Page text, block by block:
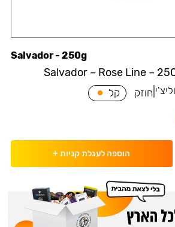
Salvador – Rose Line –
Salvador - 250g
חוזק קל
הוספה לעגלת קניות +